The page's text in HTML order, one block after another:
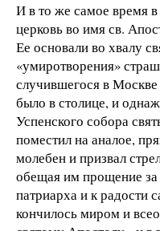
И в то же самое время
церковь во имя св.
Ее основали во хвалу
«умиротворения»
случившегося в Москве
было в столице, и
Успенского собора
поместил на аналое,
молебен и призвал
обещая им прощение за
патриарха и к радости
кончилось миром и